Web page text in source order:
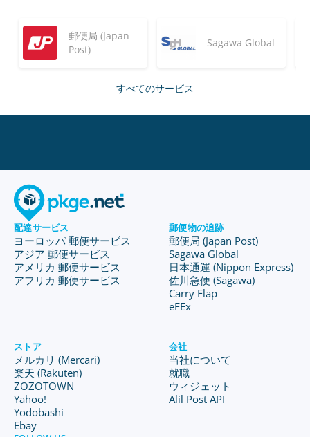
郵便局 (Japan
Post)
Sagawa Global
すべてのサービス
配達サービス
ヨーロッパ 郵便サービス
アジア 郵便サービス
アメリカ 郵便サービス
アフリカ 郵便サービス
郵便物の追跡
郵便局 (Japan Post)
Sagawa Global
日本通運 (Nippon Express)
佐川急便 (Sagawa)
Carry Flap
eFEx
ストア
メルカリ (Mercari)
楽天 (Rakuten)
ZOZOTOWN
Yahoo!
Yodobashi
Ebay
会社
当社について
就職
ウィジェット
Alil Post API